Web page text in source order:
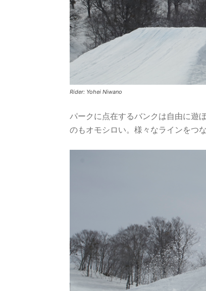
Rider: Yohei Niwano
パークに点在するバンクは自由に遊
のもオモシロい。様々なラインをつ